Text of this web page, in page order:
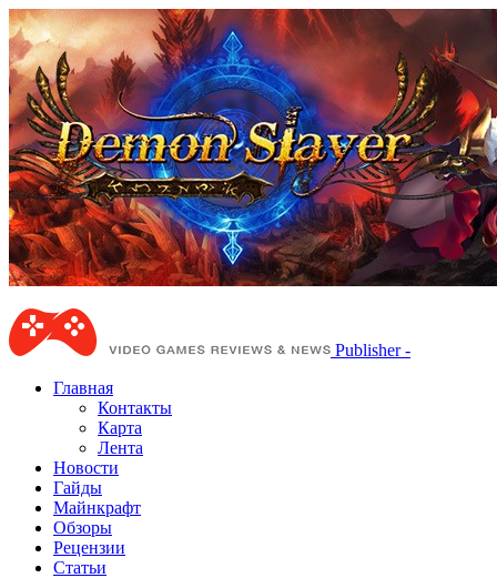
Publisher -
Главная
Контакты
Карта
Лента
Новости
Гайды
Майнкрафт
Обзоры
Рецензии
Статьи